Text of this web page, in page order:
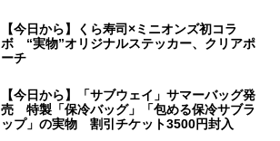
【今日から】くら寿司×ミニオンズ初コラ
ボ “実物”オリジナルステッカー、クリアポ
ーチ
【今日から】「サブウェイ」サマーバッグ発
売 特製「保冷バッグ」「包める保冷サブラ
ップ」の実物 割引チケット3500円封入